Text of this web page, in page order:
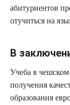
абитуриентов
отучиться на
В
Учеба в чешском
получения
образования